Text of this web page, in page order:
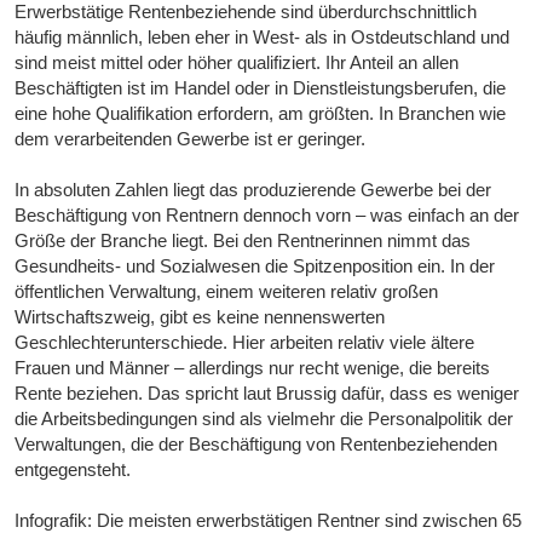
Erwerbstätige Rentenbeziehende sind überdurchschnittlich
häufig männlich, leben eher in West- als in Ostdeutschland und
sind meist mittel oder höher qualifiziert. Ihr Anteil an allen
Beschäftigten ist im Handel oder in Dienstleistungsberufen, die
eine hohe Qualifikation erfordern, am größten. In Branchen wie
dem verarbeitenden Gewerbe ist er geringer.
In absoluten Zahlen liegt das produzierende Gewerbe bei der
Beschäftigung von Rentnern dennoch vorn – was einfach an der
Größe der Branche liegt. Bei den Rentnerinnen nimmt das
Gesundheits- und Sozialwesen die Spitzenposition ein. In der
öffentlichen Verwaltung, einem weiteren relativ großen
Wirtschaftszweig, gibt es keine nennenswerten
Geschlechterunterschiede. Hier arbeiten relativ viele ältere
Frauen und Männer – allerdings nur recht wenige, die bereits
Rente beziehen. Das spricht laut Brussig dafür, dass es weniger
die Arbeitsbedingungen sind als vielmehr die Personalpolitik der
Verwaltungen, die der Beschäftigung von Rentenbeziehenden
entgegensteht.
Infografik: Die meisten erwerbstätigen Rentner sind zwischen 65